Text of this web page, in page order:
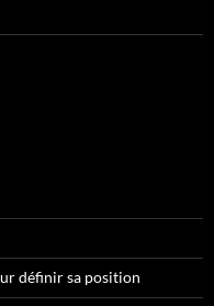
définir sa position